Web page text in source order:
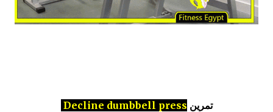
تمرينDecline dumbbell press